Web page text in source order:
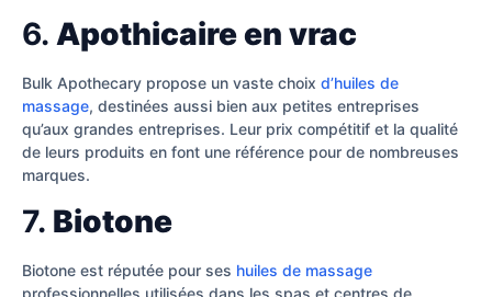
6. Apothicaire en vrac
Bulk Apothecary propose un vaste choix d’huiles de
massage, destinées aussi bien aux petites entreprises
qu’aux grandes entreprises. Leur prix compétitif et la qualité
de leurs produits en font une référence pour de nombreuses
marques.
7. Biotone
Biotone est réputée pour ses huiles de massage
professionnelles utilisées dans les spas et centres de